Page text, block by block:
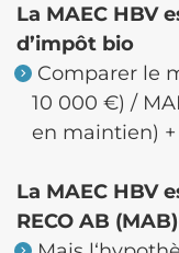
La MAEC HBV
d’impôt bio
Comparer le
10 000 €) /
en maintien)
La MAEC HBV
RECO AB